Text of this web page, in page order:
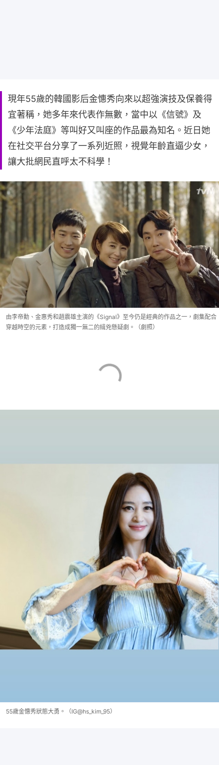
現年55歲的韓國影后金憓秀向來以超強演技及保養得
宜著稱，她多年來代表作無數，當中以《信號》及
《少年法庭》等叫好又叫座的作品最為知名。近日她
在社交平台分享了一系列近照，視覺年齡直逼少女，
讓大批網民直呼太不科學！
由李帝勳、金惠秀和趙震雄主演的《Signal》至今仍是經典的作品之一，劇集配合
穿越時空的元素，打造成獨一無二的緝兇懸疑劇。（劇照）
55歲金憓秀狀態大勇。（IG@hs_kim_95）